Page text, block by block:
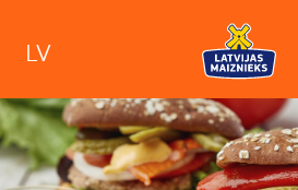
LV